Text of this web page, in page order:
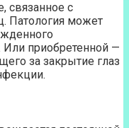
связанное с
Патология может
Или приобретенной —
за закрытие глаз